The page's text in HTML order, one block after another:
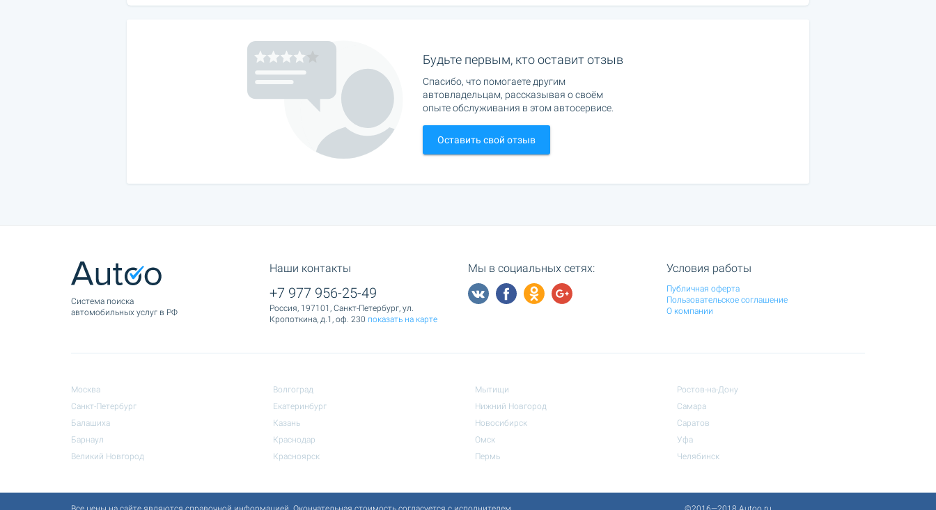
Будьте первым, кто оставит отзыв
Спасибо, что помогаете другим
автовладельцам, рассказывая о своём
опыте обслуживания в этом автосервисе.
Оставить свой отзыв
Cистема поиска
автомобильных услуг в РФ
Наши контакты
+7 977 956-25-49
Россия, 197101, Санкт-Петербург, ул.
Кропоткина, д.1, оф. 230 показать на карте
Мы в социальных сетях: Условия работы
Публичная оферта
Пользовательское соглашение
О компании
Москва
Санкт-Петербург
Балашиха
Барнаул
Великий Новгород
Волгоград
Екатеринбург
Казань
Краснодар
Красноярск
Мытищи
Нижний Новгород
Новосибирск
Омск
Пермь
Ростов-на-Дону
Самара
Саратов
Уфа
Челябинск